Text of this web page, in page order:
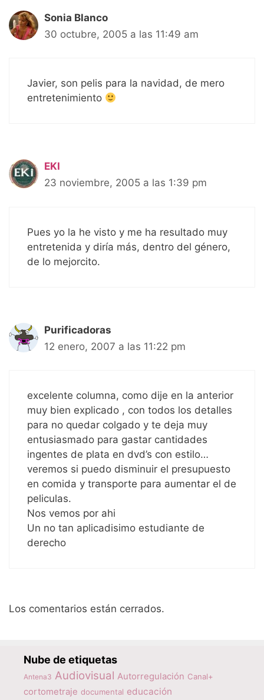
Sonia Blanco
30 octubre, 2005 a las 11:49 am
Javier, son pelis para la navidad, de mero
entretenimiento
EKI
23 noviembre, 2005 a las 1:39 pm
Pues yo la he visto y me ha resultado muy
entretenida y diría más, dentro del género,
de lo mejorcito.
Purificadoras
12 enero, 2007 a las 11:22 pm
excelente columna, como dije en la anterior
muy bien explicado , con todos los detalles
para no quedar colgado y te deja muy
entusiasmado para gastar cantidades
ingentes de plata en dvd’s con estilo…
veremos si puedo disminuir el presupuesto
en comida y transporte para aumentar el de
peliculas.
Nos vemos por ahi
Un no tan aplicadisimo estudiante de
derecho
Los comentarios están cerrados.
Nube de etiquetas
Antena3 Audiovisual Autorregulación Canal+
cortometraje documental educación